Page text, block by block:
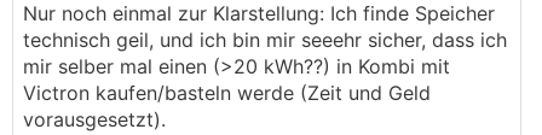
oder geschirrspüler in betrieb nimmst !!!
die batterie puffert dir den ganzen tag den
bedarf durch und bei uns sogar die ganze nacht
mit der batterieförderung momentan - einen BYD
Nur noch einmal zur Klarstellung: Ich finde Speicher
technisch geil, und ich bin mir seeehr sicher, dass ich
mir selber mal einen (>20 kWh??) in Kombi mit
Victron kaufen/basteln werde (Zeit und Geld
vorausgesetzt).